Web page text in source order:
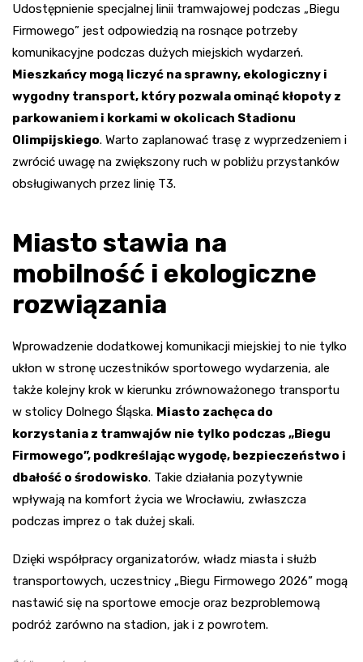
Udostępnienie specjalnej linii tramwajowej podczas „Biegu
Firmowego” jest odpowiedzią na rosnące potrzeby
komunikacyjne podczas dużych miejskich wydarzeń.
Mieszkańcy mogą liczyć na sprawny, ekologiczny i
wygodny transport, który pozwala ominąć kłopoty z
parkowaniem i korkami w okolicach Stadionu
Olimpijskiego. Warto zaplanować trasę z wyprzedzeniem i
zwrócić uwagę na zwiększony ruch w pobliżu przystanków
obsługiwanych przez linię T3.
Miasto stawia na
mobilność i ekologiczne
rozwiązania
Wprowadzenie dodatkowej komunikacji miejskiej to nie tylko
ukłon w stronę uczestników sportowego wydarzenia, ale
także kolejny krok w kierunku zrównoważonego transportu
w stolicy Dolnego Śląska. Miasto zachęca do
korzystania z tramwajów nie tylko podczas „Biegu
Firmowego”, podkreślając wygodę, bezpieczeństwo i
dbałość o środowisko. Takie działania pozytywnie
wpływają na komfort życia we Wrocławiu, zwłaszcza
podczas imprez o tak dużej skali.
Dzięki współpracy organizatorów, władz miasta i służb
transportowych, uczestnicy „Biegu Firmowego 2026” mogą
nastawić się na sportowe emocje oraz bezproblemową
podróż zarówno na stadion, jak i z powrotem.